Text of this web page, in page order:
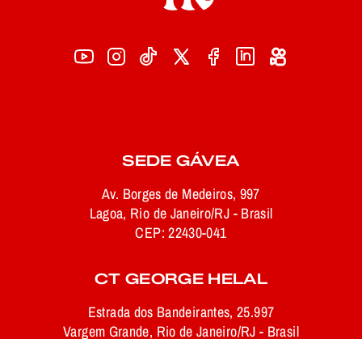
SEDE GÁVEA
Av. Borges de Medeiros, 997
Lagoa, Rio de Janeiro/RJ - Brasil
CEP: 22430-041
CT GEORGE HELAL
Estrada dos Bandeirantes, 25.997
Vargem Grande, Rio de Janeiro/RJ - Brasil